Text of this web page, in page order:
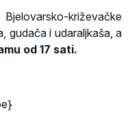
križevačke
gudača i udaraljkaša, a
od 17 sati.